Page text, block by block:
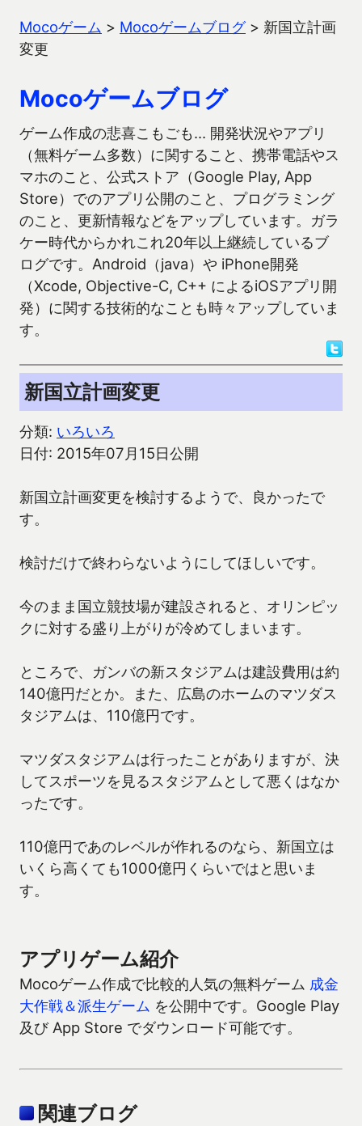
Mocoゲーム > Mocoゲームブログ> 新国立計画
変更
Mocoゲームブログ
ゲーム作成の悲喜こもごも… 開発状況やアプリ
（無料ゲーム多数）に関すること、携帯電話やス
マホのこと、公式ストア（Google Play, App
Store）でのアプリ公開のこと、プログラミング
のこと、更新情報などをアップしています。ガラ
ケー時代からかれこれ20年以上継続しているブ
ログです。Android（java）や iPhone開発
（Xcode, Objective-C, C++ によるiOSアプリ開
発）に関する技術的なことも時々アップしていま
す。
新国立計画変更
分類: いろいろ
日付: 2015年07月15日公開
新国立計画変更を検討するようで、良かったで
す。
検討だけで終わらないようにしてほしいです。
今のまま国立競技場が建設されると、オリンピッ
クに対する盛り上がりが冷めてしまいます。
ところで、ガンバの新スタジアムは建設費用は約
140億円だとか。また、広島のホームのマツダス
タジアムは、110億円です。
マツダスタジアムは行ったことがありますが、決
してスポーツを見るスタジアムとして悪くはなか
ったです。
110億円であのレベルが作れるのなら、新国立は
いくら高くても1000億円くらいではと思いま
す。
アプリゲーム紹介
Mocoゲーム作成で比較的人気の無料ゲーム 成金
大作戦＆派生ゲーム を公開中です。Google Play
及び App Store でダウンロード可能です。
関連ブログ